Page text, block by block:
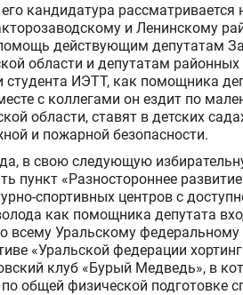
кандидатура рассматривается
и Ленинскому
действующим депутатам
области и депутатам
студента ИЭТТ, как помощника
с коллегами он ездит по
области, ставят в детских
и пожарной безопасности.
в свою следующую
пункт «Разностороннее
спортивных центров с
как помощника депутата
всему Уральскому федеральному
«Уральской федерации
клуб «Бурый Медведь», в
общей физической подготовке